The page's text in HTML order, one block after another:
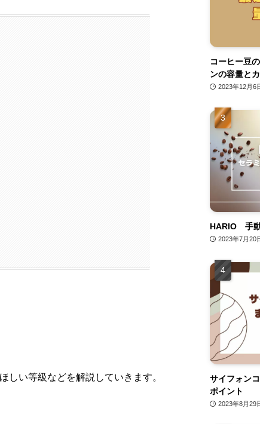
しい等級などを解説していきます。
コーヒー豆
ンの容量と
2023年12月6
HARIO 手
2023年7月20
サイフォン
ポイント
2023年8月29